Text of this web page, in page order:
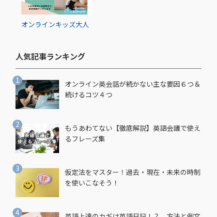
オンラインキッズ大人
人気記事ランキング​
オンライン英会話が続かない主な要因６つ＆
続けるコツ４つ
もうあわてない【徹底解説】英語会議で使え
るフレーズ集
仮定法をマスター！過去・現在・未来の時制
を使いこなそう！